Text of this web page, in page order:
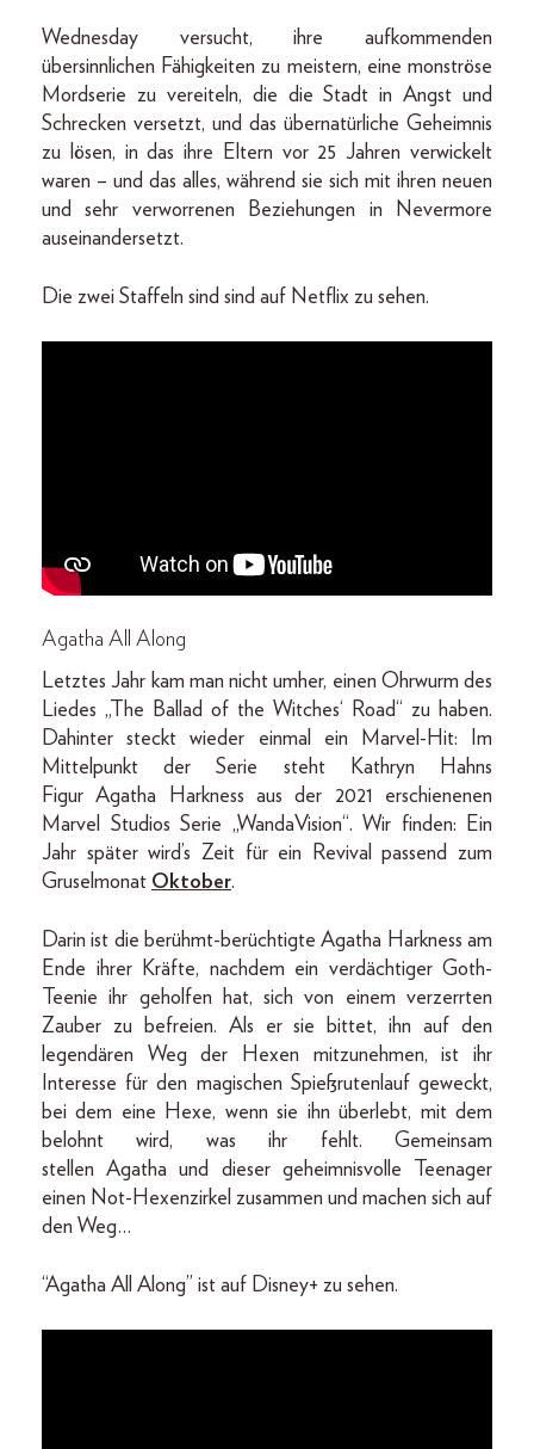
Wednesday versucht, ihre aufkommenden
übersinnlichen Fähigkeiten zu meistern, eine monströse
Mordserie zu vereiteln, die die Stadt in Angst und
Schrecken versetzt, und das übernatürliche Geheimnis
zu lösen, in das ihre Eltern vor 25 Jahren verwickelt
waren – und das alles, während sie sich mit ihren neuen
und sehr verworrenen Beziehungen in Nevermore
auseinandersetzt.
Die zwei Staffeln sind sind auf Netflix zu sehen.
Agatha All Along
Letztes Jahr kam man nicht umher, einen Ohrwurm des
Liedes „The Ballad of the Witches‘ Road“ zu haben.
Dahinter steckt wieder einmal ein Marvel-Hit: Im
Mittelpunkt der Serie steht Kathryn Hahns
Figur Agatha Harkness aus der 2021 erschienenen
Marvel Studios Serie „WandaVision“. Wir finden: Ein
Jahr später wird’s Zeit für ein Revival passend zum
Gruselmonat Oktober.
Darin ist die berühmt-berüchtigte Agatha Harkness am
Ende ihrer Kräfte, nachdem ein verdächtiger Goth-
Teenie ihr geholfen hat, sich von einem verzerrten
Zauber zu befreien. Als er sie bittet, ihn auf den
legendären Weg der Hexen mitzunehmen, ist ihr
Interesse für den magischen Spießrutenlauf geweckt,
bei dem eine Hexe, wenn sie ihn überlebt, mit dem
belohnt wird, was ihr fehlt. Gemeinsam
stellen Agatha und dieser geheimnisvolle Teenager
einen Not-Hexenzirkel zusammen und machen sich auf
den Weg…
“Agatha All Along” ist auf Disney+ zu sehen.